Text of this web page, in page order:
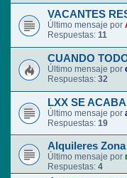
VACANTES
Último mensaje por
Respuestas: 11
CUANDO
Último mensaje por
Respuestas: 32
LXX SE ACABA
Último mensaje por
Respuestas: 19
Alquileres
Último mensaje por
Respuestas: 4